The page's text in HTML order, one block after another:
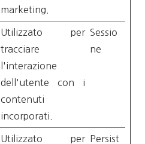
marketing.
Utilizzato per
tracciare
l'interazione
dell'utente con i
contenuti
incorporati.
Sessio
ne
Utilizzato per
Persist